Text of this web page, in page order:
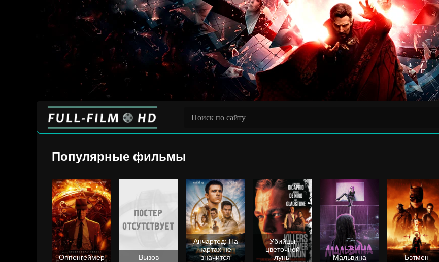
Популярные фильмы
Оппенгеймер Вызов
Анчартед: На
картах не
значится
Убийцы
цветочной
луны
Мальвина Бэтмен